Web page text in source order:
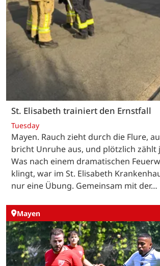
St. Elisabeth trainiert den Ernstfall
Tuesday
Mayen. Rauch zieht durch die Flure,
bricht Unruhe aus, und plötzlich zählt
Was nach einem dramatischen
klingt, war im St. Elisabeth
nur eine Übung. Gemeinsam mit der…
Mayen